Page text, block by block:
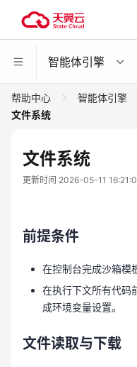
智能体引擎
帮助中心 智能体引擎
文件系统
文件系统
更新时间 2026-05-11
前提条件
在控制台完成沙箱模
在执行下文所有代码
成环境变量设置。
文件读取与下载